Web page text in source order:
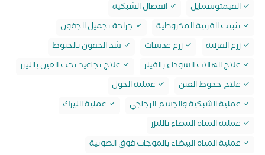
الفيمتوسمايل
انفصال الشبكية
تثبيت القرنية المخروطية
جراحة تجميل الجفون
زرع القرنية
زرع عدسات
شد الجفون بالخيوط
علاج الهالات السوداء بالفيلر
علاج تجاعيد تحت العين بالليزر
علاج جحوظ العين
عملية الحول
عملية الشبكية والجسم الزجاجي
عملية الليزك
عملية المياه البيضاء بالليزر
عملية المياه البيضاء بالموجات فوق الصوتية